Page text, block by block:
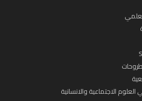
الاجتماعية والانسانية